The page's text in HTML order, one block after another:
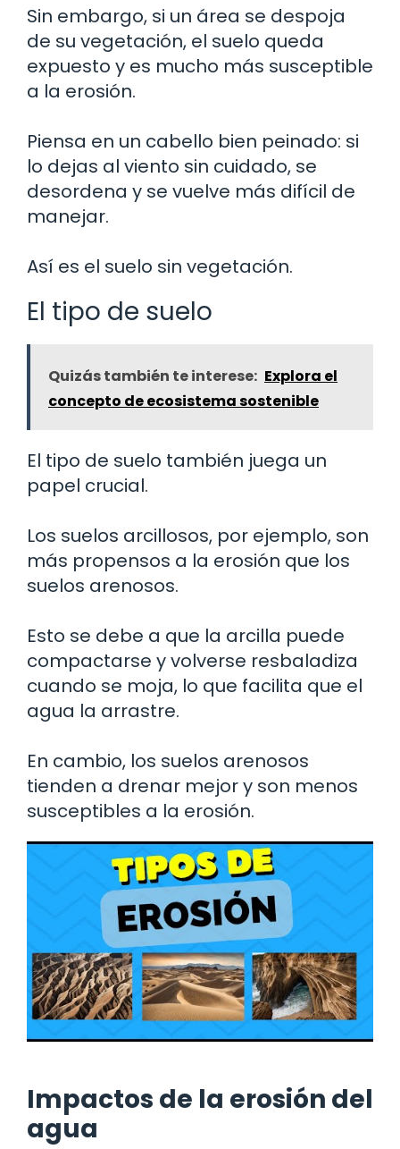
Sin embargo, si un área se despoja
de su vegetación, el suelo queda
expuesto y es mucho más susceptible
a la erosión.
Piensa en un cabello bien peinado: si
lo dejas al viento sin cuidado, se
desordena y se vuelve más difícil de
manejar.
Así es el suelo sin vegetación.
El tipo de suelo
Quizás también te interese: Explora el
concepto de ecosistema sostenible
El tipo de suelo también juega un
papel crucial.
Los suelos arcillosos, por ejemplo, son
más propensos a la erosión que los
suelos arenosos.
Esto se debe a que la arcilla puede
compactarse y volverse resbaladiza
cuando se moja, lo que facilita que el
agua la arrastre.
En cambio, los suelos arenosos
tienden a drenar mejor y son menos
susceptibles a la erosión.
Impactos de la erosión del
agua